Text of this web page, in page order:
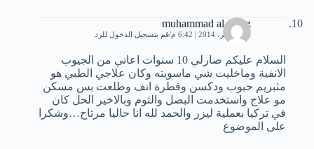
muhammad al fayaz
16 نوفمبر، 2014 | 6:42 م قم بتسجيل الدخول للرد
السلام عليكم صارلي 10 سنوات اعاني من الجيوب
الانفية وماخليت شي ماسويته وكان علاجي الطبي هو
مثبريم حبوب ودكسن وقطرة انف وطلعت بس مسكن
مو علاج واستخدمت البصل والثوم وبالاخير الحل كان
في تركيا بعملية ليزر والحمد لله انا حاليا مرتاح…وشكرا
على الموضوع